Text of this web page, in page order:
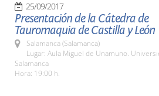
25/09/2017
Presentación de la Cátedra de
Tauromaquia de Castilla y León
Salamanca (Salamanca)
Lugar: Aula Miguel de Unamuno.
Salamanca
Hora: 19:00 h.